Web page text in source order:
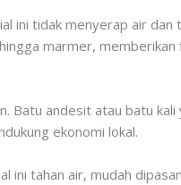
ini tidak menyerap air dan
marmer,
Batu andesit atau batu kali
ekonomi lokal.
ini tahan air, mudah